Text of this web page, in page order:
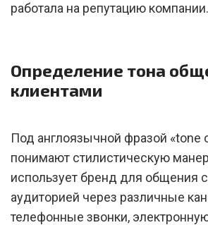
работала на репутацию компании.
Определение тона
клиентами
Под англоязычной фразой «tone
понимают стилистическую
использует бренд для общения
аудиторией через различные
телефонные звонки,